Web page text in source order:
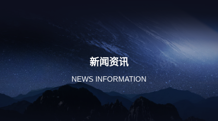
新闻资讯
NEWS INFORMATION